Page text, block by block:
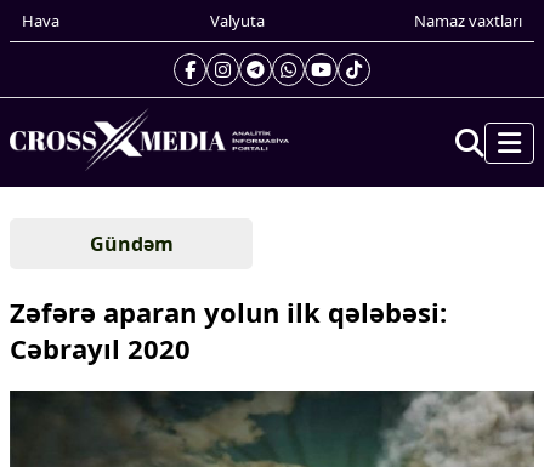
Hava Valyuta Namaz vaxtları
Gündəm
Xarici xəbərlər
Cənubi Qafqaz
Yaxın Şərq
Amerika
Gündəm
Zəfərə aparan yolun ilk qələbəsi:
Cəbrayıl 2020